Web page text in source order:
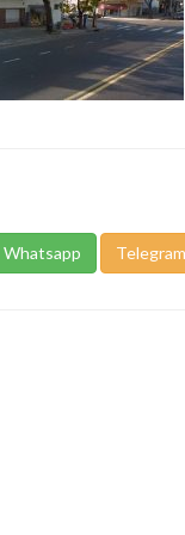
Whatsapp Telegram